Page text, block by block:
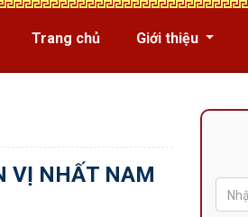
Trang chủ Giới thiệu
VỊ NHẤT NAM